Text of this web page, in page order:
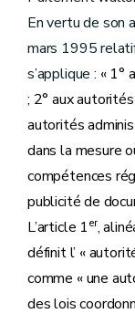
En vertu de son
mars 1995
s’applique : « 1°
; 2° aux
autorités
dans la mesure
compétences
publicité de
L’article 1er,
définit l’ «
comme «une
des lois